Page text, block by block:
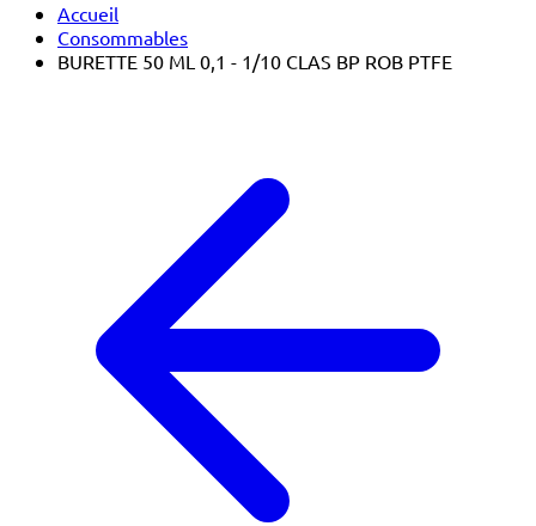
Accueil
Consommables
BURETTE 50 ML 0,1 - 1/10 CLAS BP ROB PTFE